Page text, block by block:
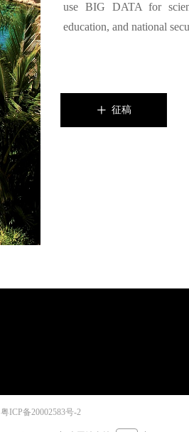
ꄸ 征稿
use BIG DATA for
education, and national
粤ICP备20002583号-2